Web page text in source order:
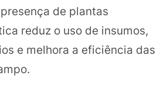
de plantas
reduz o uso de insumos,
e melhora a eficiência das